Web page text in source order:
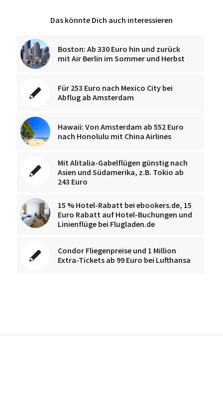
Das könnte Dich auch interessieren
Boston: Ab 330 Euro hin und zurück
mit Air Berlin im Sommer und Herbst
Für 253 Euro nach Mexico City bei
Abflug ab Amsterdam
Hawaii: Von Amsterdam ab 552 Euro
nach Honolulu mit China Airlines
Mit Alitalia-Gabelflügen günstig nach
Asien und Südamerika, z.B. Tokio ab
243 Euro
15 % Hotel-Rabatt bei ebookers.de, 15
Euro Rabatt auf Hotel-Buchungen und
Linienflüge bei Flugladen.de
Condor Fliegenpreise und 1 Million
Extra-Tickets ab 99 Euro bei Lufthansa